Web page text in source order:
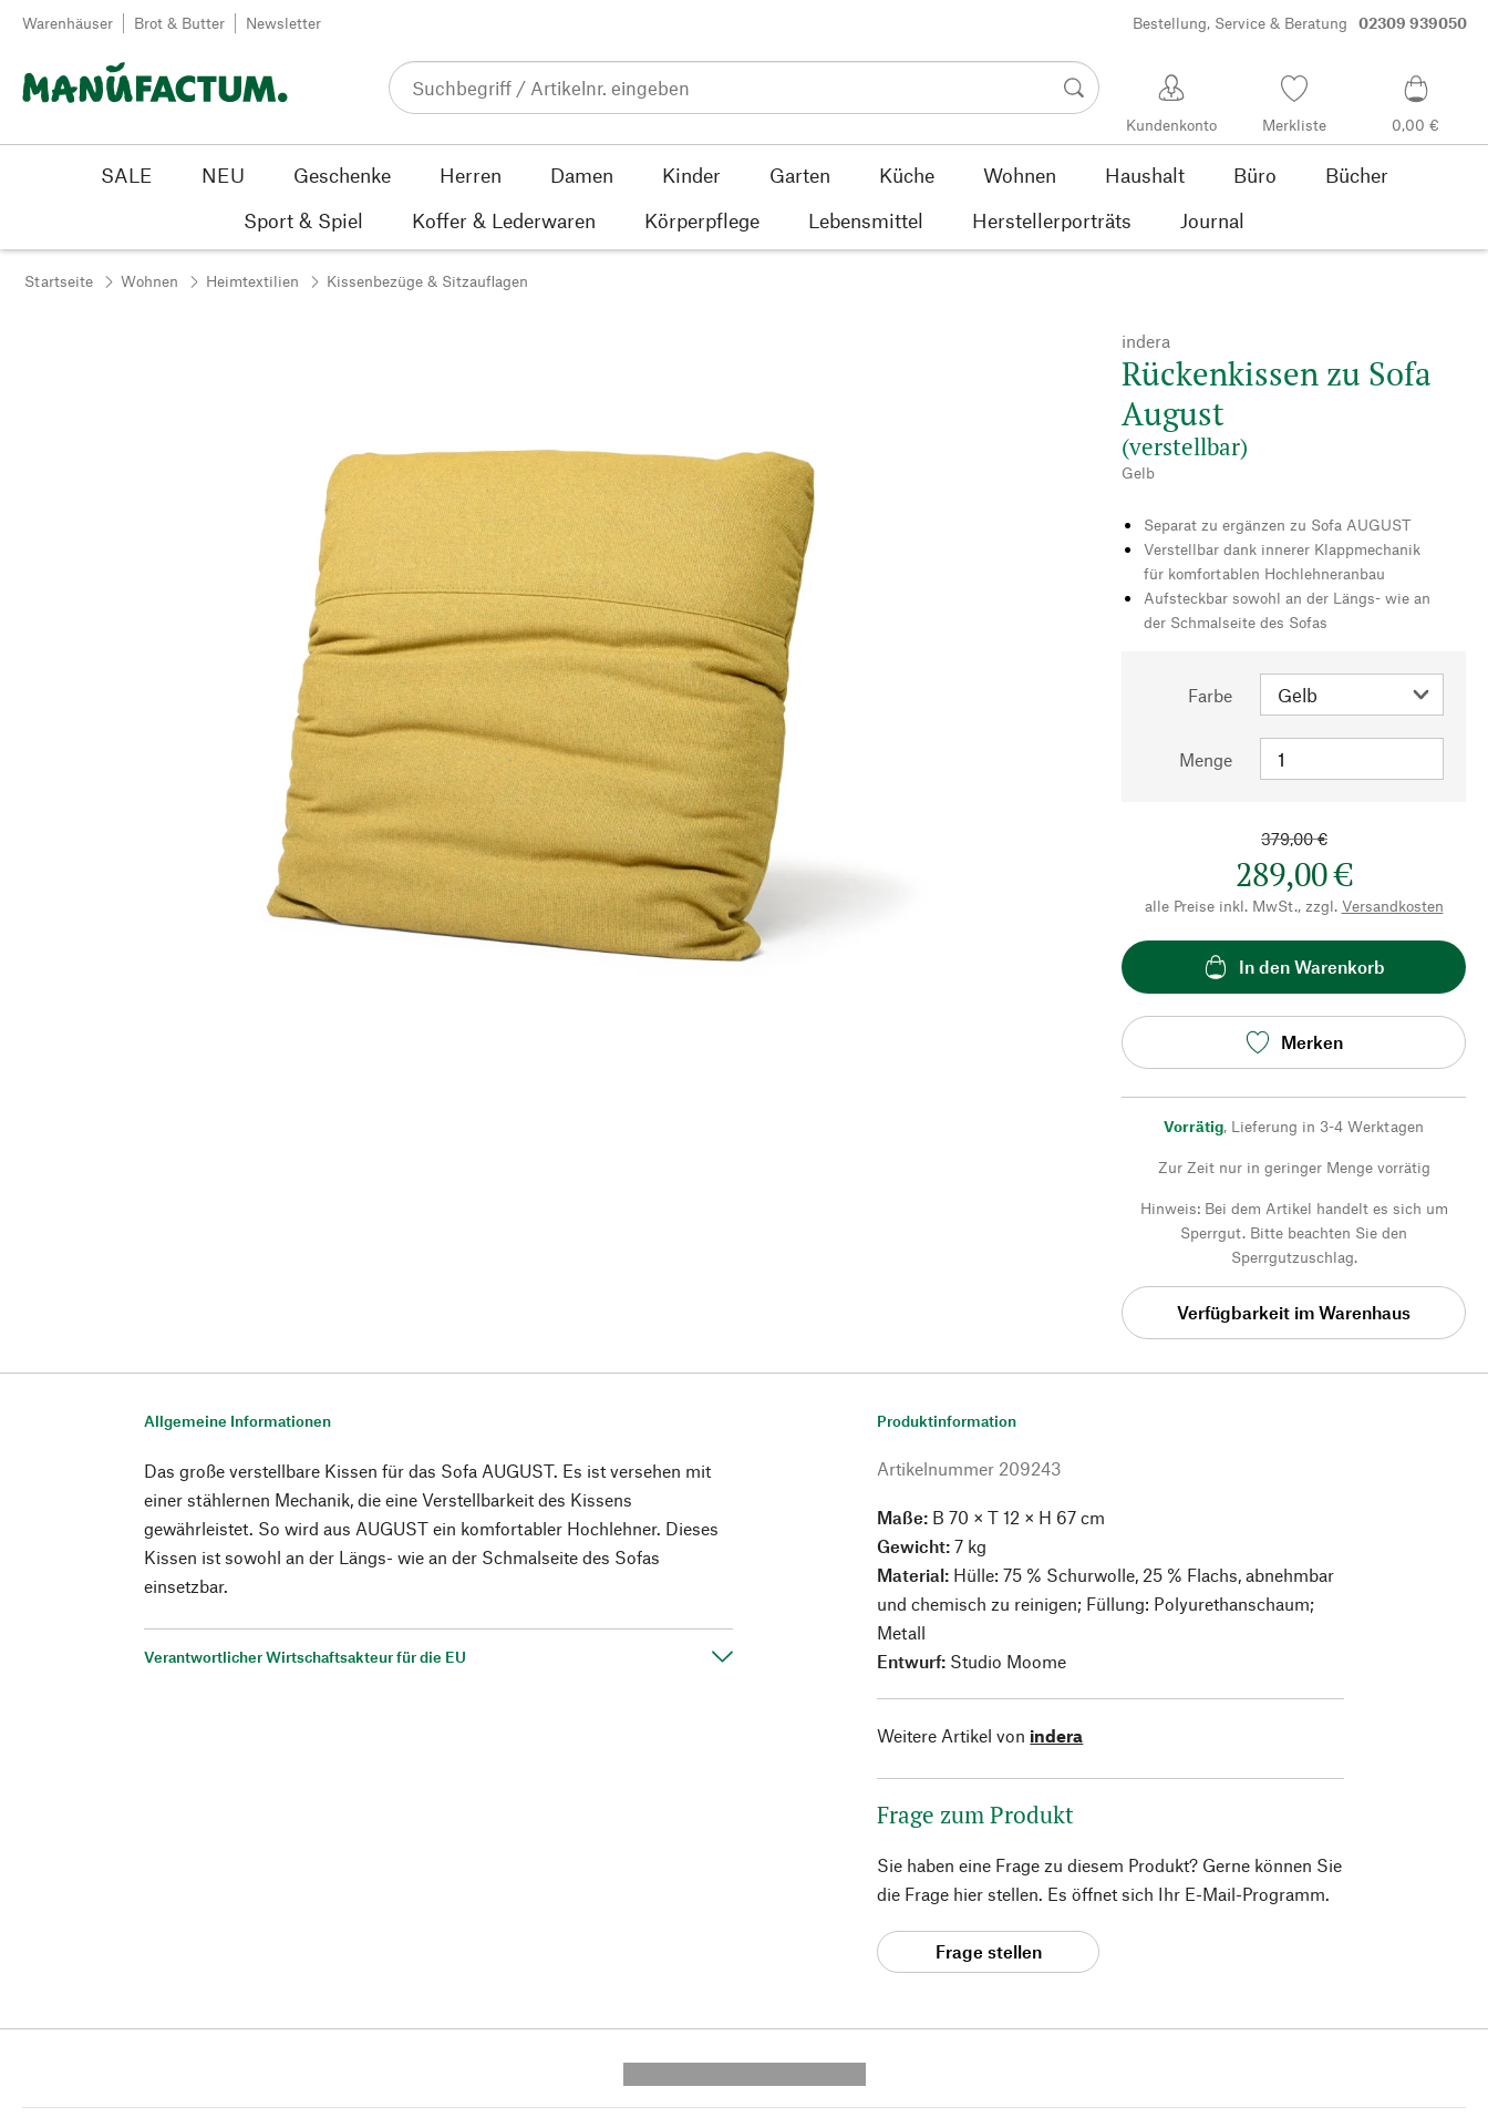
Zum Inhalt springen
Warenhäuser Brot & Butter Newsletter Bestellung, Service & Beratung 02309 939050
Kundenkonto Merkliste 0,00 €
SALE NEU Geschenke Herren Damen Kinder Garten Küche Wohnen Haushalt Büro
Bücher
Sport & Spiel
Koffer & Lederwaren Körperpflege Lebensmittel Herstellerporträts Journal
Startseite Wohnen Heimtextilien Kissenbezüge & Sitzauflagen
indera
Rückenkissen zu Sofa
August
(verstellbar)
Gelb
Separat zu ergänzen zu Sofa AUGUST
Verstellbar dank innerer Klappmechanik
für komfortablen Hochlehneranbau
Aufsteckbar sowohl an der Längs- wie an
der Schmalseite des Sofas
Farbe
Menge
379,00 €
289,00 €
alle Preise inkl. MwSt., zzgl. Versandkosten
In den Warenkorb
Merken
Vorrätig, Lieferung in 3-4 Werktagen
Zur Zeit nur in geringer Menge vorrätig
Hinweis: Bei dem Artikel handelt es sich um
Sperrgut. Bitte beachten Sie den
Sperrgutzuschlag.
Verfügbarkeit im Warenhaus
Allgemeine Informationen
Das große verstellbare Kissen für das Sofa AUGUST. Es ist versehen mit
einer stählernen Mechanik, die eine Verstellbarkeit des Kissens
gewährleistet. So wird aus AUGUST ein komfortabler Hochlehner. Dieses
Kissen ist sowohl an der Längs- wie an der Schmalseite des Sofas
einsetzbar.
Verantwortlicher Wirtschaftsakteur für die EU
Produktinformation
Artikelnummer 209243
Maße: B 70 × T 12 × H 67 cm
Gewicht: 7 kg
Material: Hülle: 75 % Schurwolle, 25 % Flachs, abnehmbar
und chemisch zu reinigen; Füllung: Polyurethanschaum;
Metall
Entwurf: Studio Moome
Weitere Artikel von indera
Frage zum Produkt
Sie haben eine Frage zu diesem Produkt? Gerne können Sie
die Frage hier stellen. Es öffnet sich Ihr E-Mail-Programm.
Frage stellen